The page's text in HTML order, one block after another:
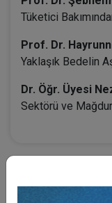
Tüketici
Prof. Dr.
Yaklaşık Bedelin
Dr. Öğr. Üyesi
Sektörü ve